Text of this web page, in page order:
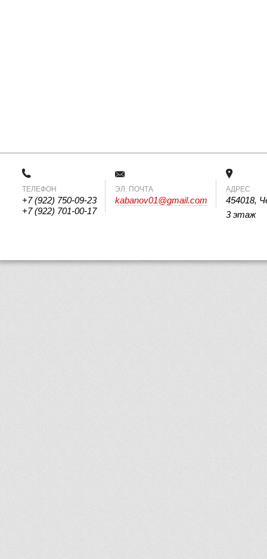
ТЕЛЕФОН
+7 (922) 750-09-23
+7 (922) 701-00-17
ЭЛ. ПОЧТА
kabanov01@gmail.com
АДРЕС
454018,
3 этаж